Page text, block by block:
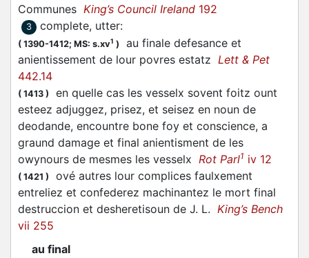
Communes King’s Council Ireland 192
3 complete, utter:
( 1390-1412; MS: s.xv1 )
au finale defesance et
anientissement de lour povres estatz Lett & Pet
442.14
( 1413 )
en quelle cas les vesselx sovent foitz ount
esteez adjuggez, prisez, et seisez en noun de
deodande, encountre bone foy et conscience, a
graund damage et final anientisment de les
owynours de mesmes les vesselx Rot Parl1 iv 12
( 1421 )
ové autres lour complices faulxement
entreliez et confederez machinantez le mort final
destruccion et desheretisoun de J. L. King’s Bench
vii 255
au final